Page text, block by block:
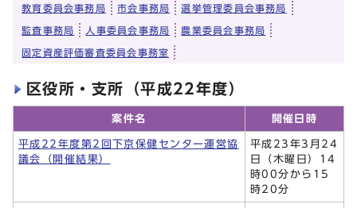
教育委員会事務局 市会事務局 選挙管理委員会事務局
監査事務局 人事委員会事務局 農業委員会事務局
固定資産評価審査委員会事務室
区役所・支所（平成22年度）
案件名 開催日時
平成22年度第2回下京保健センター運営協
議会（開催結果）
平成23年3月24
日（木曜日）14
時00分から15
時20分